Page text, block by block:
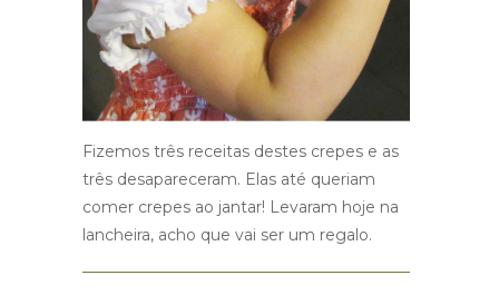
Fizemos três receitas destes crepes e as
três desapareceram. Elas até queriam
comer crepes ao jantar! Levaram hoje na
lancheira, acho que vai ser um regalo.